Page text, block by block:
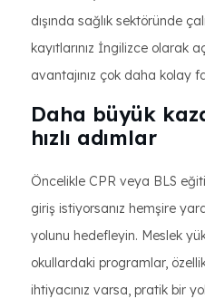
dışında sağlık sektöründe
kayıtlarınız İngilizce olarak
avantajınız çok daha kolay
Daha büyük
hızlı adımlar
Öncelikle CPR veya BLS
giriş istiyorsanız hemşire
yolunu hedefleyin. Meslek
okullardaki programlar,
ihtiyacınız varsa, pratik bir